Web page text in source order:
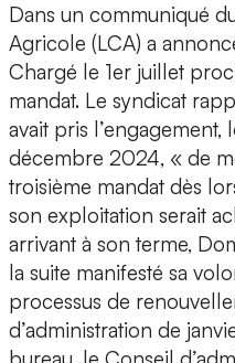
Dans un communiqué
Agricole (LCA) a
Chargé le 1er juillet
mandat. Le syndicat
avait pris
décembre 2024, « de
troisième mandat dès
son exploitation serait
arrivant à son terme,
la suite manifesté sa
processus de
d’administration de